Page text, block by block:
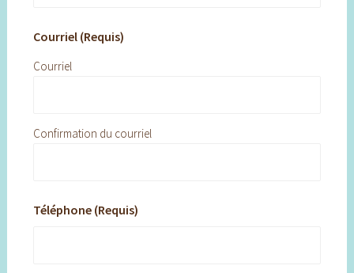
Courriel (Requis)
Courriel
Confirmation du courriel
Téléphone (Requis)